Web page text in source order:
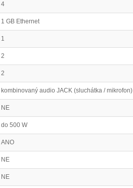
4
1 GB Ethernet
1
2
2
kombinovaný audio JACK (sluchátka / mikrofon)
NE
do 500 W
ANO
NE
NE